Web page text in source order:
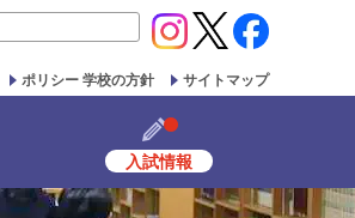
ポリシー 学校の方針 サイトマップ
入試情報